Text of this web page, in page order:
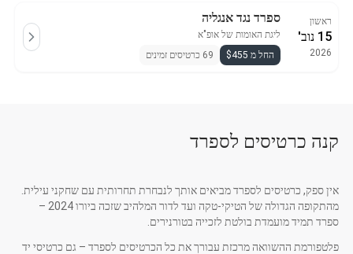
ראשון
15 נוב'
2026
ספרד נגד אנגליה
ליגת האומות של אופ"א
החל מ $455
69 כרטיסים זמינים
קנה כרטיסים לספרד
אין ספק, כרטיסים לספרד מביאים אותך לנבחרת תחרותית עם שחקני עילית.
מהתקופה הגדולה של הטיקי-טקה ועד לדור המלהיב שזכה ביורו 2024 –
ספרד תמיד מועמדת בולטת לזכייה בטורנירים.
פלטפורמת ההשוואה מרכזת עבורך את כל הכרטיסים לספרד – גם כרטיסי יד